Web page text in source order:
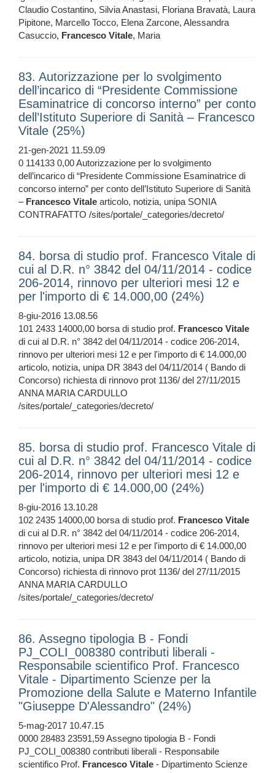
Claudio Costantino, Silvia Anastasi, Floriana Bravatà, Laura
Pipitone, Marcello Tocco, Elena Zarcone, Alessandra
Casuccio, Francesco Vitale, Maria
83. Autorizzazione per lo svolgimento
dell’incarico di “Presidente Commissione
Esaminatrice di concorso interno” per conto
dell’Istituto Superiore di Sanità – Francesco
Vitale (25%)
21-gen-2021 11.59.09
0 114133 0,00 Autorizzazione per lo svolgimento
dell’incarico di “Presidente Commissione Esaminatrice di
concorso interno” per conto dell’Istituto Superiore di Sanità
– Francesco Vitale articolo, notizia, unipa SONIA
CONTRAFATTO /sites/portale/_categories/decreto/
84. borsa di studio prof. Francesco Vitale di
cui al D.R. n° 3842 del 04/11/2014 - codice
206-2014, rinnovo per ulteriori mesi 12 e
per l'importo di € 14.000,00 (24%)
8-giu-2016 13.08.56
101 2433 14000,00 borsa di studio prof. Francesco Vitale
di cui al D.R. n° 3842 del 04/11/2014 - codice 206-2014,
rinnovo per ulteriori mesi 12 e per l'importo di € 14.000,00
articolo, notizia, unipa DR 3843 del 04/11/2014 ( Bando di
Concorso) richiesta di rinnovo prot 1136/ del 27/11/2015
ANNA MARIA CARDULLO
/sites/portale/_categories/decreto/
85. borsa di studio prof. Francesco Vitale di
cui al D.R. n° 3842 del 04/11/2014 - codice
206-2014, rinnovo per ulteriori mesi 12 e
per l'importo di € 14.000,00 (24%)
8-giu-2016 13.10.28
102 2435 14000,00 borsa di studio prof. Francesco Vitale
di cui al D.R. n° 3842 del 04/11/2014 - codice 206-2014,
rinnovo per ulteriori mesi 12 e per l'importo di € 14.000,00
articolo, notizia, unipa DR 3843 del 04/11/2014 ( Bando di
Concorso) richiesta di rinnovo prot 1136/ del 27/11/2015
ANNA MARIA CARDULLO
/sites/portale/_categories/decreto/
86. Assegno tipologia B - Fondi
PJ_COLI_008380 contributi liberali -
Responsabile scientifico Prof. Francesco
Vitale - Dipartimento Scienze per la
Promozione della Salute e Materno Infantile
"Giuseppe D'Alessandro" (24%)
5-mag-2017 10.47.15
0000 28483 23591,59 Assegno tipologia B - Fondi
PJ_COLI_008380 contributi liberali - Responsabile
scientifico Prof. Francesco Vitale - Dipartimento Scienze